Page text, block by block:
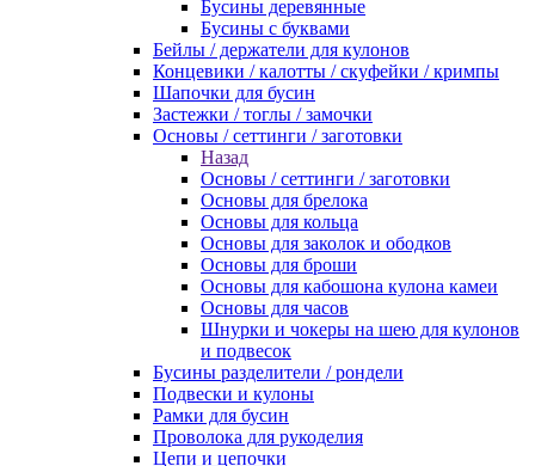
Бусины деревянные
Бусины с буквами
Бейлы / держатели для кулонов
Концевики / калотты / скуфейки / кримпы
Шапочки для бусин
Застежки / тоглы / замочки
Основы / сеттинги / заготовки
Назад
Основы / сеттинги / заготовки
Основы для брелока
Основы для кольца
Основы для заколок и ободков
Основы для броши
Основы для кабошона кулона камеи
Основы для часов
Шнурки и чокеры на шею для кулонов
и подвесок
Бусины разделители / рондели
Подвески и кулоны
Рамки для бусин
Проволока для рукоделия
Цепи и цепочки